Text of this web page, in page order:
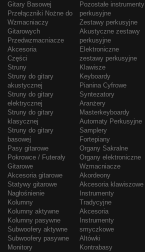
Gitary Basowej
Przełączniki Nożne do
Wzmacniaczy
Gitarowych
Przedwzmacniacze
Akcesoria
Części
Struny
Struny do gitary
akustycznej
Struny do gitary
elektrycznej
Struny do gitary
klasycznej
Struny do gitary
basowej
Pasy gitarowe
Pokrowce / Futerały
Gitarowe
Akcesoria gitarowe
Statywy gitarowe
Nagłośnienie
Kolumny
Kolumny aktywne
Kolumny pasywne
Subwoofery aktywne
Subwoofery pasywne
Monitory
Pozostałe instrumenty
perkusyjne
Zestawy perkusyjne
Akustyczne zestawy
perkusyjne
Elektroniczne
zestawy perkusyjne
Klawisze
Keyboardy
Pianina Cyfrowe
Syntezatory
Aranżery
Masterkeyboardy
Automaty Perkusyjne
Samplery
Fortepiany
Organy Sakralne
Organy elektroniczne
Wzmacniacze
Akordeony
Akcesoria klawiszowe
Instrumenty
Tradycyjne
Akcesoria
Instrumenty
smyczkowe
Altówki
Kontrabasy